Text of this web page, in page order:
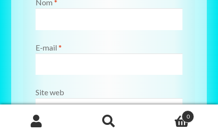
Nom *
E-mail *
Site web
Recherche
0